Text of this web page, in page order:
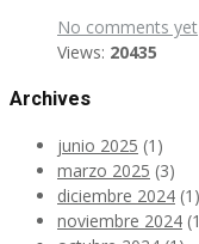
No comments yet
Views: 20435
Archives
junio 2025 (1)
marzo 2025 (3)
diciembre 2024 (1)
noviembre 2024